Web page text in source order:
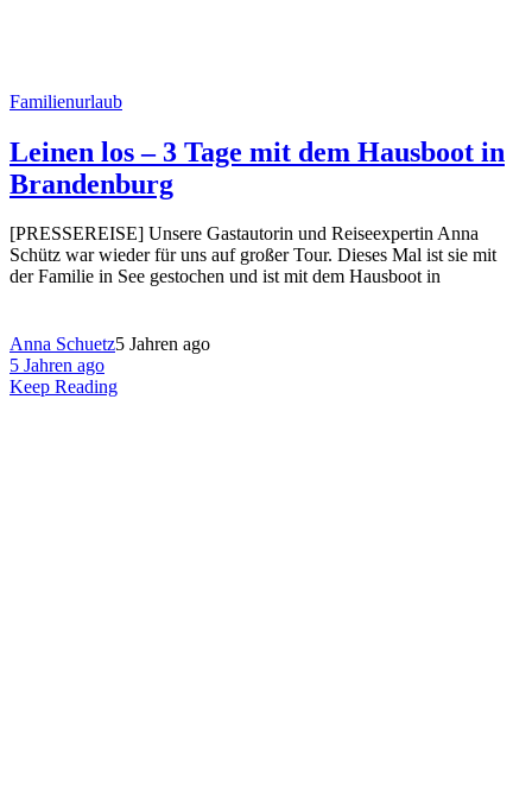
Familienurlaub
Leinen los – 3 Tage mit dem Hausboot in
Brandenburg
[PRESSEREISE] Unsere Gastautorin und Reiseexpertin Anna
Schütz war wieder für uns auf großer Tour. Dieses Mal ist sie mit
der Familie in See gestochen und ist mit dem Hausboot in
Anna Schuetz5 Jahren ago
5 Jahren ago
Keep Reading